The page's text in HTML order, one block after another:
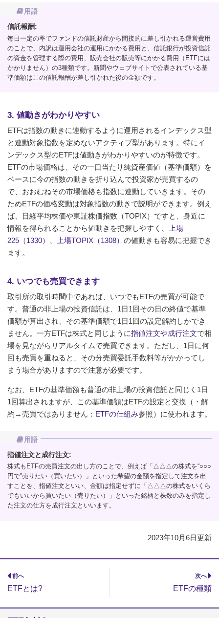
用語
信託報酬:
毎日一定の率でファンドの信託財産から間接的に差し引かれる運営費用
のことで、内訳は運用会社の運用にかかる費用と、信託銀行が投資信託
の資金を管理する際の費用、販売会社の販売等にかかる費用（ETFには
かかりません）の3種類です。新聞やウェブサイトで公表されている基
準価額はこの信託報酬が差し引かれた後の金額です。
3. 値動きがわかりやすい
ETFは指数の動きに連動するように運用されるインデックス型
と連動対象指数を定めないアクティブ型があります。特にイ
ンデックス型のETFは値動きがわかりやすいのが特徴です。
ETFの市場価格は、その一口当たり純資産価値（基準価額）を
ベースに今の指数の動きを折り込んで投資家が売買するの
で、おおむねその市場価格も指数に連動していきます。その
ためETFの価格変動は対象指数の動きで説明ができます。例え
ば、日経平均株価や東証株価指数（TOPIX）ですと、身近に
情報を得られることから値動きを把握しやすく、
上場
225（1330）
上場TOPIX（1308） の値動きも容易に把握でき
ます。
4. いつでも売買できます
取引所の取引時間中であれば、いつでもETFの売買が可能で
す。普通の非上場の投資信託は、1日1回その日の終値で基準
価額が算出され、その基準価額で1日1回の設定解約しかでき
ません。一方ETFは株式と同じように指値注文や成行注文で相
場を見ながらリアルタイムで売買できます。ただし、1日に何
回も売買を重ねると、その分売買委託手数料等がかかってし
まう場合がありますので注意が必要です。
なお、ETFの基準価額も普通の非上場の投資信託と同じく1日
1回算出されますが、この基準価額はETFの設定と交換（・解
約→売買ではありません： ETFの仕組み参照）に使われます。
用語
指値注文と成行注文:
株式もETFの売買注文の出し方のことで、例えば「△△△の株式を“○○○
円で”売りたい（買いたい）」といった希望の金額を指定して注文を出
すことを、指値注文といい、金額は指定せずに「△△△の株式をいくら
でもいいから買いたい（売りたい）」といった銘柄と株数のみを指定し
た注文の仕方を成行注文といいます。
2023年10月6日更新
前へ
ETFとは?
次へ
ETFの種類